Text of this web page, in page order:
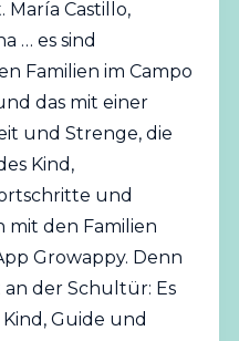
María Castillo,
… es sind
Familien im Campo
das mit einer
und Strenge, die
Kind,
und
den Familien
Growappy. Denn
der Schultür: Es
Guide und